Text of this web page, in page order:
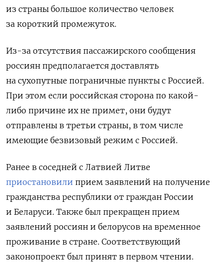
из страны большое количество человек
за короткий промежуток.
Из-за отсутствия пассажирского сообщения
россиян предполагается доставлять
на сухопутные пограничные пункты с Россией.
При этом если российская сторона по какой-
либо причине их не примет, они будут
отправлены в третьи страны, в том числе
имеющие безвизовый режим с Россией.
Ранее в соседней с Латвией Литве
приостановили прием заявлений на получение
гражданства республики от граждан России
и Беларуси. Также был прекращен прием
заявлений россиян и белорусов на временное
проживание в стране. Соответствующий
законопроект был принят в первом чтении.